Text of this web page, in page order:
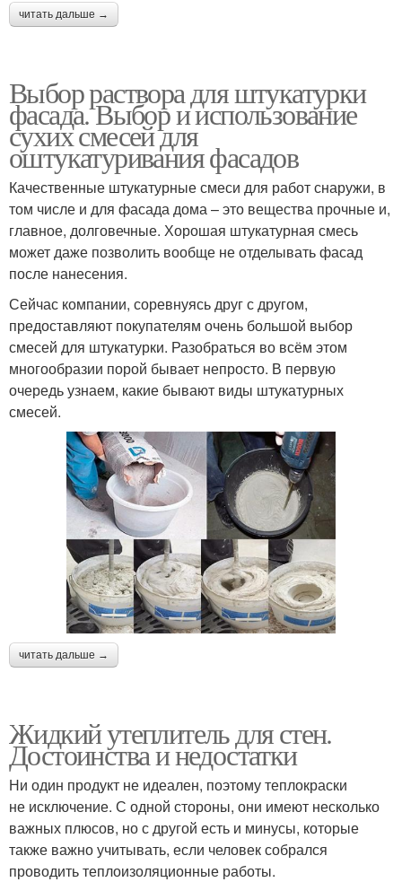
читать дальше →
Выбор раствора для штукатурки
фасада. Выбор и использование
сухих смесей для
оштукатуривания фасадов
Качественные штукатурные смеси для работ снаружи, в
том числе и для фасада дома – это вещества прочные и,
главное, долговечные. Хорошая штукатурная смесь
может даже позволить вообще не отделывать фасад
после нанесения.
Сейчас компании, соревнуясь друг с другом,
предоставляют покупателям очень большой выбор
смесей для штукатурки. Разобраться во всём этом
многообразии порой бывает непросто. В первую
очередь узнаем, какие бывают виды штукатурных
смесей.
читать дальше →
Жидкий утеплитель для стен.
Достоинства и недостатки
Ни один продукт не идеален, поэтому теплокраски
не исключение. С одной стороны, они имеют несколько
важных плюсов, но с другой есть и минусы, которые
также важно учитывать, если человек собрался
проводить теплоизоляционные работы.